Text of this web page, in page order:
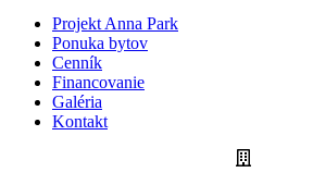
Projekt Anna Park
Ponuka bytov
Cenník
Financovanie
Galéria
Kontakt